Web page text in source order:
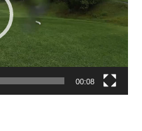
00:08